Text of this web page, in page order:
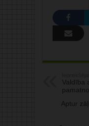
Valdība
Aptur